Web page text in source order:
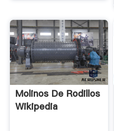
Molinos De Rodillos
Wikipedia